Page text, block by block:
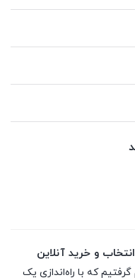
و خرید آنلاین
گرفتیم که با راه‌اندازی یک